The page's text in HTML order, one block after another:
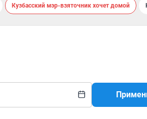
Кузбасский мэр-взяточник хочет домой